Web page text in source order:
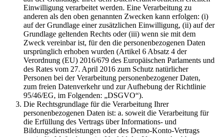
Einwilligung verarbeitet werden. Eine Verarbeitung zu
anderen als den oben genannten Zwecken kann erfolgen: (i)
auf der Grundlage einer zusätzlichen Einwilligung, (ii) auf der
Grundlage geltenden Rechts oder (iii) wenn sie mit dem
Zweck vereinbar ist, für den die personenbezogenen Daten
ursprünglich erhoben wurden (Artikel 6 Absatz 4 der
Verordnung (EU) 2016/679 des Europäischen Parlaments und
des Rates vom 27. April 2016 zum Schutz natürlicher
Personen bei der Verarbeitung personenbezogener Daten,
zum freien Datenverkehr und zur Aufhebung der Richtlinie
95/46/EG, im Folgenden: „DSGVO“).
Die Rechtsgrundlage für die Verarbeitung Ihrer
personenbezogenen Daten ist: a. soweit die Verarbeitung für
die Erfüllung des Vertrags über Informations- und
Bildungsdienstleistungen oder des Demo-Konto-Vertrags